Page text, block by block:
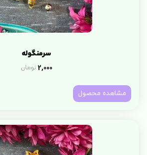
سرمنگوله
2,000 تومان
مشاهده محصول